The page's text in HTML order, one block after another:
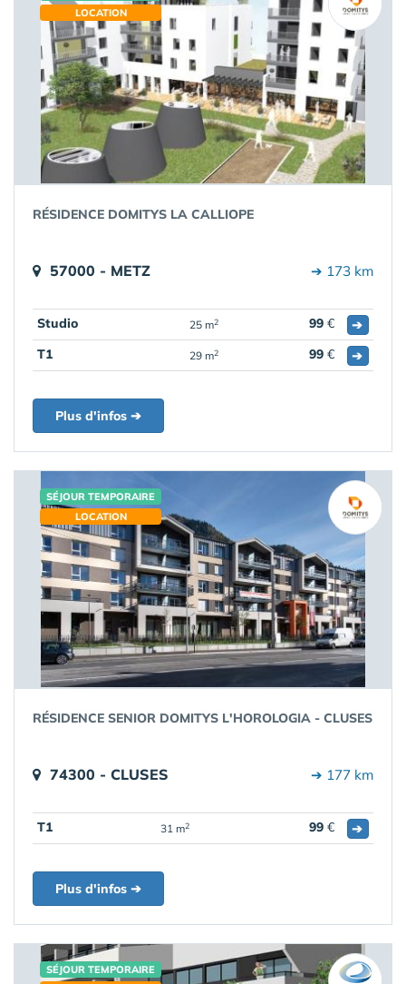
LOCATION
RÉSIDENCE DOMITYS LA CALLIOPE
57000 - METZ ➔ 173 km
Studio 25 m2 99 €
➔
T1
29 m2 99 € ➔
Plus d'infos ➔
SÉJOUR TEMPORAIRE
LOCATION
RÉSIDENCE SENIOR DOMITYS L'HOROLOGIA - CLUSES
74300 - CLUSES ➔ 177 km
T1 31 m2 99 € ➔
Plus d'infos ➔
SÉJOUR TEMPORAIRE